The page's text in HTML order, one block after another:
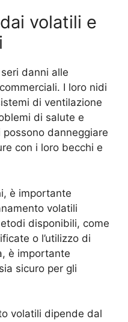
volatili e
danni alle
I loro nidi
di ventilazione
di salute e
danneggiare
con i loro becchi e
è importante
volatili
disponibili, come
o l’utilizzo di
è importante
sicuro per gli
volatili dipende dal